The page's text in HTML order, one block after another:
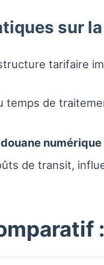
sur
tarifaire
temps de
douane numérique
de transit,